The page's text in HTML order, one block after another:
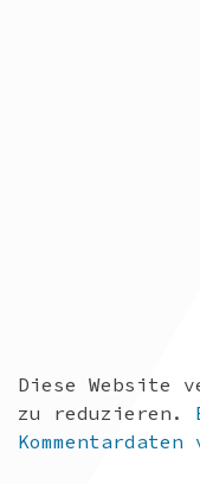
Diese Website
zu reduzieren.